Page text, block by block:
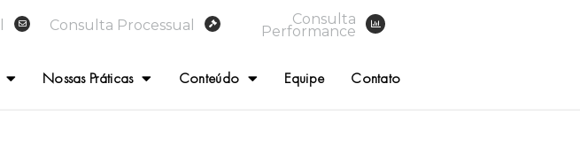
Consulta Processual Consulta
Performance
Nossas Práticas Conteúdo Equipe Contato